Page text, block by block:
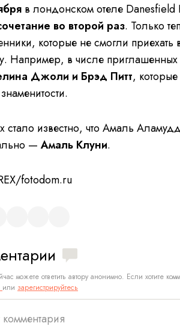
в лондонском отеле
во второй раз. Только
которые не смогли
Например, в числе
Джоли и Брэд Питт,
стало известно, что Амаль
— Амаль Клуни.
fotodom.ru
можете ответить автору анонимно. Если хотите
или зарегистрируйтесь